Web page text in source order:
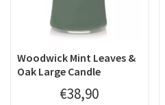
Woodwick Mint Leaves &
Oak Large Candle
€38,90